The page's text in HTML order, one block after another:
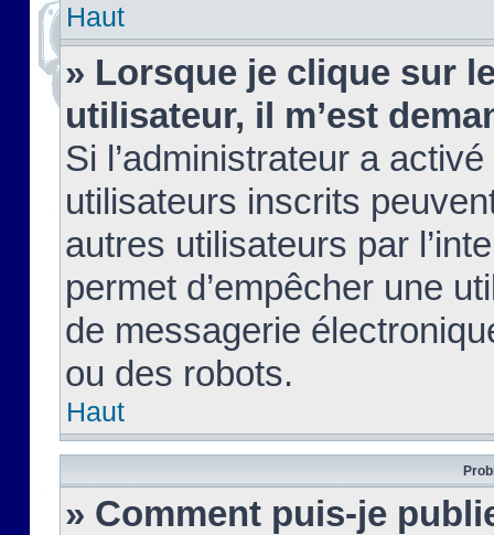
Haut
» Lorsque je clique sur
utilisateur, il m’est
Si l’administrateur a
utilisateurs inscrits
autres utilisateurs par
permet d’empêcher une
de messagerie
ou des robots.
Haut
» Comment puis-je